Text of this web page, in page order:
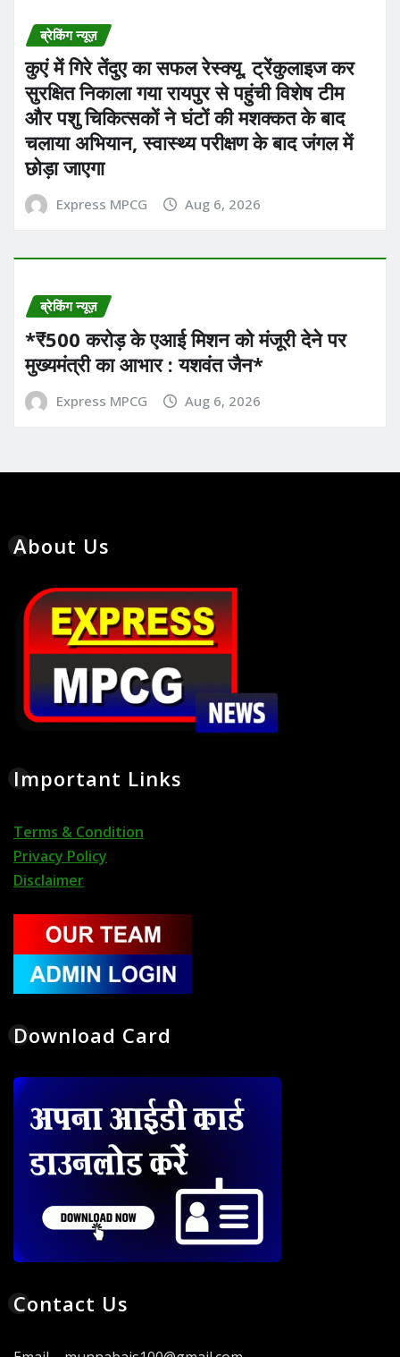
ब्रेकिंग न्यूज़
कुएं में गिरे तेंदुए का सफल रेस्क्यू, ट्रेंकुलाइज कर
सुरक्षित निकाला गया रायपुर से पहुंची विशेष टीम
और पशु चिकित्सकों ने घंटों की मशक्कत के बाद
चलाया अभियान, स्वास्थ्य परीक्षण के बाद जंगल में
छोड़ा जाएगा
Express MPCG Aug 6, 2026
ब्रेकिंग न्यूज़
*₹500 करोड़ के एआई मिशन को मंजूरी देने पर
मुख्यमंत्री का आभार : यशवंत जैन*
Express MPCG Aug 6, 2026
About Us
Important Links
Terms & Condition
Privacy Policy
Disclaimer
Download Card
Contact Us